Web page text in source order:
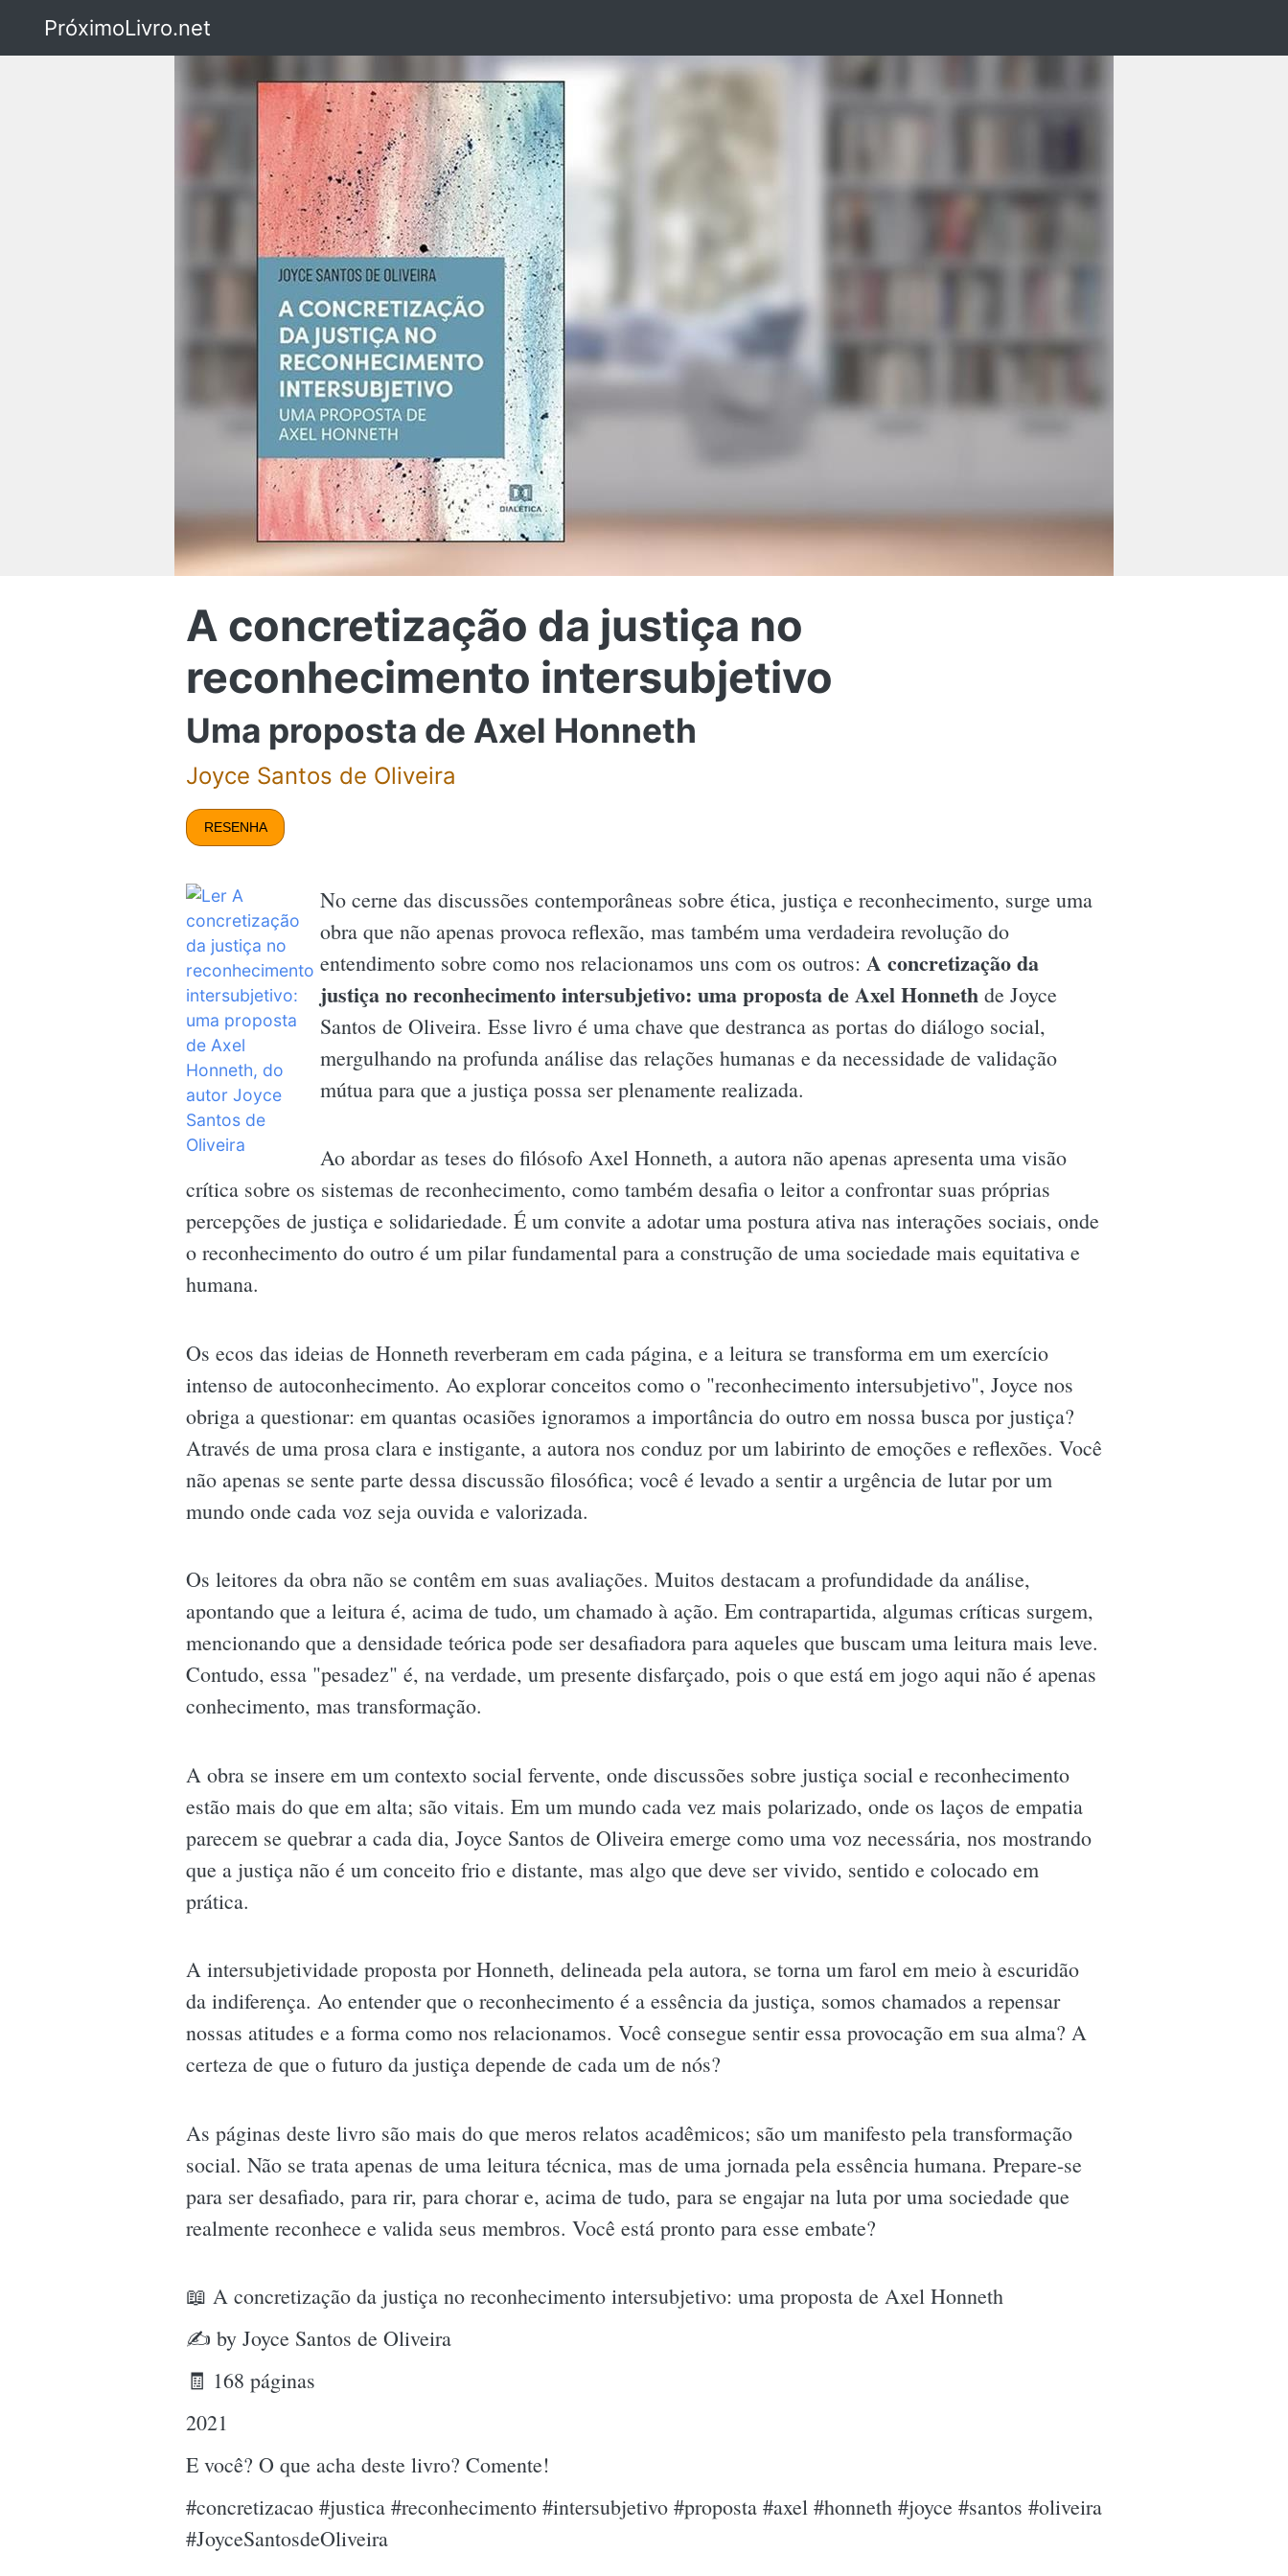
PróximoLivro.net
A concretização da justiça no
reconhecimento intersubjetivo
Uma proposta de Axel Honneth
Joyce Santos de Oliveira
RESENHA
No cerne das discussões contemporâneas sobre ética, justiça e reconhecimento, surge uma
obra que não apenas provoca reflexão, mas também uma verdadeira revolução do
entendimento sobre como nos relacionamos uns com os outros: A concretização da
justiça no reconhecimento intersubjetivo: uma proposta de Axel Honneth de Joyce
Santos de Oliveira. Esse livro é uma chave que destranca as portas do diálogo social,
mergulhando na profunda análise das relações humanas e da necessidade de validação
mútua para que a justiça possa ser plenamente realizada.
Ao abordar as teses do filósofo Axel Honneth, a autora não apenas apresenta uma visão
crítica sobre os sistemas de reconhecimento, como também desafia o leitor a confrontar suas próprias
percepções de justiça e solidariedade. É um convite a adotar uma postura ativa nas interações sociais, onde
o reconhecimento do outro é um pilar fundamental para a construção de uma sociedade mais equitativa e
humana.
Os ecos das ideias de Honneth reverberam em cada página, e a leitura se transforma em um exercício
intenso de autoconhecimento. Ao explorar conceitos como o "reconhecimento intersubjetivo", Joyce nos
obriga a questionar: em quantas ocasiões ignoramos a importância do outro em nossa busca por justiça?
Através de uma prosa clara e instigante, a autora nos conduz por um labirinto de emoções e reflexões. Você
não apenas se sente parte dessa discussão filosófica; você é levado a sentir a urgência de lutar por um
mundo onde cada voz seja ouvida e valorizada.
Os leitores da obra não se contêm em suas avaliações. Muitos destacam a profundidade da análise,
apontando que a leitura é, acima de tudo, um chamado à ação. Em contrapartida, algumas críticas surgem,
mencionando que a densidade teórica pode ser desafiadora para aqueles que buscam uma leitura mais leve.
Contudo, essa "pesadez" é, na verdade, um presente disfarçado, pois o que está em jogo aqui não é apenas
conhecimento, mas transformação.
A obra se insere em um contexto social fervente, onde discussões sobre justiça social e reconhecimento
estão mais do que em alta; são vitais. Em um mundo cada vez mais polarizado, onde os laços de empatia
parecem se quebrar a cada dia, Joyce Santos de Oliveira emerge como uma voz necessária, nos mostrando
que a justiça não é um conceito frio e distante, mas algo que deve ser vivido, sentido e colocado em
prática.
A intersubjetividade proposta por Honneth, delineada pela autora, se torna um farol em meio à escuridão
da indiferença. Ao entender que o reconhecimento é a essência da justiça, somos chamados a repensar
nossas atitudes e a forma como nos relacionamos. Você consegue sentir essa provocação em sua alma? A
certeza de que o futuro da justiça depende de cada um de nós?
As páginas deste livro são mais do que meros relatos acadêmicos; são um manifesto pela transformação
social. Não se trata apenas de uma leitura técnica, mas de uma jornada pela essência humana. Prepare-se
para ser desafiado, para rir, para chorar e, acima de tudo, para se engajar na luta por uma sociedade que
realmente reconhece e valida seus membros. Você está pronto para esse embate?
📖 A concretização da justiça no reconhecimento intersubjetivo: uma proposta de Axel Honneth
✍ by Joyce Santos de Oliveira
🧾 168 páginas
2021
E você? O que acha deste livro? Comente!
#concretizacao #justica #reconhecimento #intersubjetivo #proposta #axel #honneth #joyce #santos #oliveira
#JoyceSantosdeOliveira